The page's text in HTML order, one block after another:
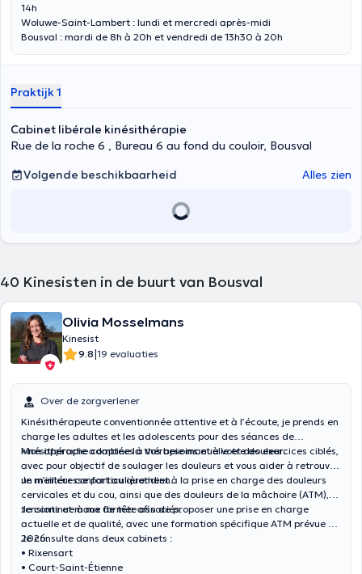
14h
Woluwe-Saint-Lambert : lundi et mercredi après-midi
Bousval : mardi de 8h à 20h et vendredi de 13h30 à 20h
Praktijk 1
Cabinet libérale kinésithérapie
Rue de la roche 6 , Bureau 6 au fond du couloir, Bousval
Volgende beschikbaarheid
Alles zien
40 Kinesisten in de buurt van Bousval
Olivia Mosselmans
Kinesist
9.8|19 evaluaties
Over de zorgverlener
Kinésithérapeute conventionnée attentive et à l’écoute, je prends en
charge les adultes et les adolescents pour des séances de
kinésithérapie adaptées à vos besoins et à votre douleur.
Mon approche combine la thérapie manuelle et des exercices ciblés,
avec pour objectif de soulager les douleurs et vous aider à retrouver
un meilleur confort au quotidien.
Je m’intéresse particulièrement à la prise en charge des douleurs
cervicales et du cou, ainsi que des douleurs de la mâchoire (ATM),
tensions et maux de tête associés.
Je continue à me former afin de proposer une prise en charge
actuelle et de qualité, avec une formation spécifique ATM prévue en
2026.
Je consulte dans deux cabinets :
• Rixensart
• Court-Saint-Étienne